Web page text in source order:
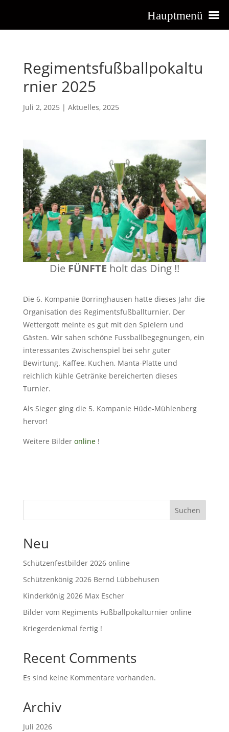
Regimentsfußballpokaltu
rnier 2025
Juli 2, 2025 | Aktuelles, 2025
Die FÜNFTE holt das Ding !!
Die 6. Kompanie Borringhausen hatte dieses Jahr die
Organisation des Regimentsfußballturnier. Der
Wettergott meinte es gut mit den Spielern und
Gästen. Wir sahen schöne Fussballbegegnungen, ein
interessantes Zwischenspiel bei sehr guter
Bewirtung. Kaffee, Kuchen, Manta-Platte und
reichlich kühle Getränke bereicherten dieses
Turnier.
Als Sieger ging die 5. Kompanie Hüde-Mühlenberg
hervor!
Weitere Bilder online!
Suchen
Neu
Schützenfestbilder 2026 online
Schützenkönig 2026 Bernd Lübbehusen
Kinderkönig 2026 Max Escher
Bilder vom Regiments Fußballpokalturnier online
Kriegerdenkmal fertig !
Recent Comments
Es sind keine Kommentare vorhanden.
Archiv
Juli 2026
Hauptmenü